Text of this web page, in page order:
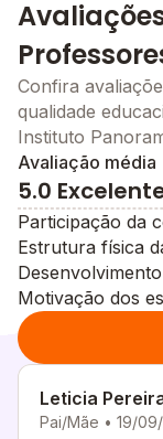
Confira
qualidade
Instituto
Avaliação média
5.0
Participação da
Estrutura física
Motivação dos
Leticia
Pai/Mãe • 19/